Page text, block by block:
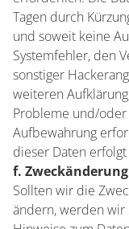
Tagen durch
und soweit keine
Systemfehler, den
sonstiger
weiteren
Probleme und/oder
Aufbewahrung
dieser Daten
f. Zweckänderung
Sollten wir die
ändern, werden